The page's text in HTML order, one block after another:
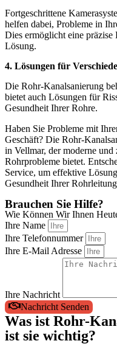
Fortgeschrittene
helfen dabei, Probleme in
Dies ermöglicht eine
Lösung.
4. Lösungen für
Die Rohr-Kanalsanierung
bietet auch Lösungen für
Gesundheit Ihrer Rohre.
Haben Sie Probleme mit
Geschäft? Die Rohr-
in Vellmar, der moderne
Rohrprobleme bietet.
Service, um effektive
Gesundheit Ihrer
Brauchen Sie Hilfe?
Wie Können Wir Ihnen
Ihre Name
Ihre Telefonnummer
Ihre E-Mail Adresse
Ihre Nachricht
Nachricht Senden
Was ist Rohr-
ist sie wichtig?